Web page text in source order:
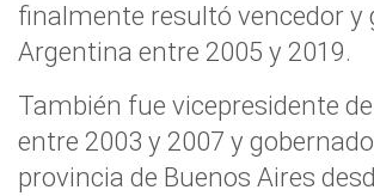
finalmente resultó vencedor y
Argentina entre 2005 y 2019.
También fue vicepresidente
entre 2003 y 2007 y
provincia de Buenos Aires